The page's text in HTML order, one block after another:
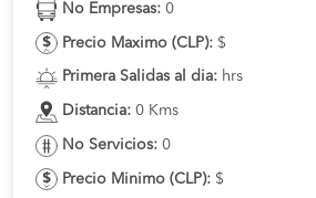
No Empresas: 0
Precio Maximo (CLP): $
Primera Salidas al dia: hrs
Distancia: 0 Kms
No Servicios: 0
Precio Minimo (CLP): $